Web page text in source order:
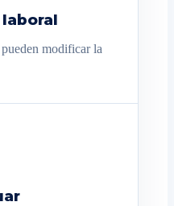
modificar la